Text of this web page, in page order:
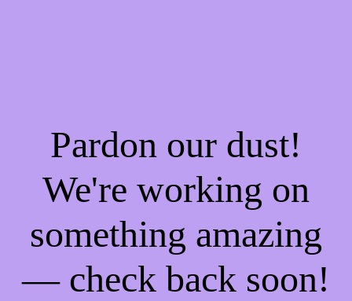
Pardon our dust!
We're working on
something amazing
— check back soon!